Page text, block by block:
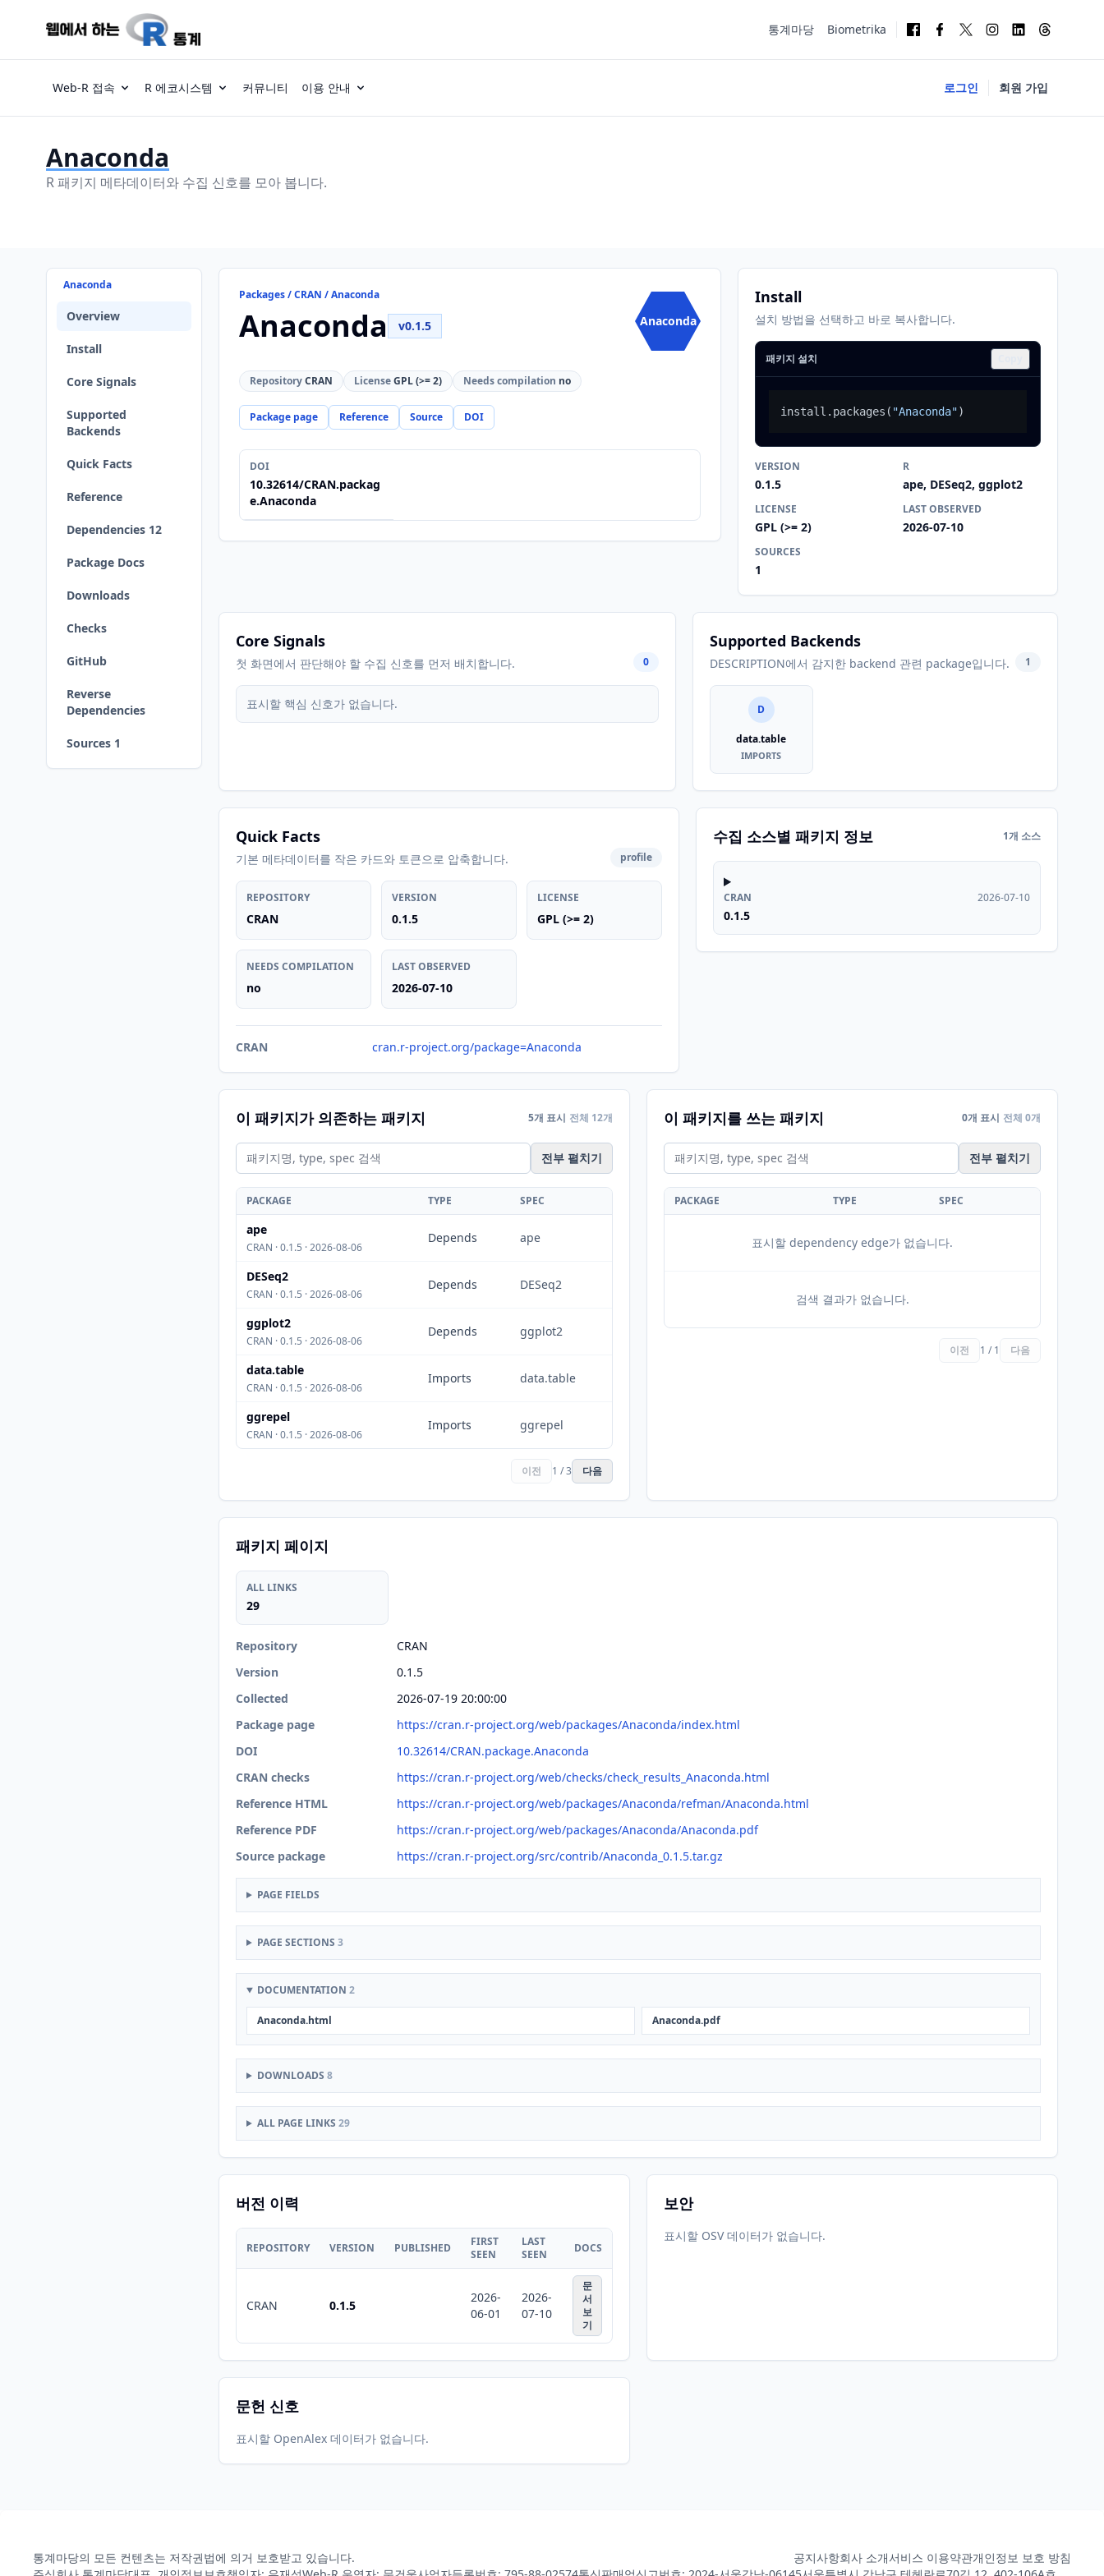
통계마당 Biometrika
Web-R 접속 R 에코시스템 커뮤니티 이용 안내 로그인 회원 가입
Anaconda
R 패키지 메타데이터와 수집 신호를 모아 봅니다.
Anaconda
Overview
Install
Core Signals
Supported
Backends
Quick Facts
Reference
Dependencies 12
Package Docs
Downloads
Checks
GitHub
Reverse
Dependencies
Sources 1
Packages / CRAN / Anaconda
Anaconda v0.1.5 Anaconda
RepositoryCRAN LicenseGPL (>= 2) Needs compilation no
Package page Reference Source DOI
DOI
10.32614/CRAN.packag
e.Anaconda
Install
설치 방법을 선택하고 바로 복사합니다.
패키지 설치
install.packages ( "Anaconda")
VERSION
0.1.5
R
ape, DESeq2, ggplot2
LICENSE
GPL (>= 2)
LAST OBSERVED
2026-07-10
SOURCES
1
Core Signals
첫 화면에서 판단해야 할 수집 신호를 먼저 배치합니다. 0
표시할 핵심 신호가 없습니다.
Supported Backends
DESCRIPTION에서 감지한 backend 관련 package입니다. 1
D
data.table
IMPORTS
Quick Facts
기본 메타데이터를 작은 카드와 토큰으로 압축합니다. profile
REPOSITORY
CRAN
VERSION
0.1.5
LICENSE
GPL (>= 2)
NEEDS COMPILATION
no
LAST OBSERVED
2026-07-10
CRAN cran.r-project.org/package=Anaconda
수집 소스별 패키지 정보 1개 소스
CRAN
0.1.5
2026-07-10
이 패키지가 의존하는 패키지 5개 표시 전체 12개
전부 펼치기
PACKAGE TYPE SPEC
ape
CRAN · 0.1.5 · 2026-08-06
Depends ape
DESeq2
CRAN · 0.1.5 · 2026-08-06
Depends DESeq2
ggplot2
CRAN · 0.1.5 · 2026-08-06
Depends ggplot2
data.table
CRAN · 0.1.5 · 2026-08-06
Imports data.table
ggrepel
CRAN · 0.1.5 · 2026-08-06
Imports ggrepel
이전 1 / 3 다음
이 패키지를 쓰는 패키지 0개 표시 전체 0개
전부 펼치기
PACKAGE TYPE SPEC
표시할 dependency edge가 없습니다.
검색 결과가 없습니다.
이전 1 / 1 다음
패키지 페이지
ALL LINKS
29
Repository
CRAN
Version
0.1.5
Collected
2026-07-19 20:00:00
Package page
https://cran.r-project.org/web/packages/Anaconda/index.html
DOI
10.32614/CRAN.package.Anaconda
CRAN checks
https://cran.r-project.org/web/checks/check_results_Anaconda.html
Reference HTML
https://cran.r-project.org/web/packages/Anaconda/refman/Anaconda.html
Reference PDF
https://cran.r-project.org/web/packages/Anaconda/Anaconda.pdf
Source package
https://cran.r-project.org/src/contrib/Anaconda_0.1.5.tar.gz
PAGE FIELDS
PAGE SECTIONS 3
DOCUMENTATION 2
Anaconda.html Anaconda.pdf
DOWNLOADS 8
ALL PAGE LINKS 29
버전 이력
REPOSITORY VERSION PUBLISHED
FIRST
SEEN
LAST
SEEN
DOCS
CRAN 0.1.5
2026-
06-01
2026-
07-10
문
서
보
기
보안
표시할 OSV 데이터가 없습니다.
문헌 신호
표시할 OpenAlex 데이터가 없습니다.
통계마당의 모든 컨텐츠는 저작권법에 의거 보호받고 있습니다. 공지사항회사 소개서비스 이용약관개인정보 보호 방침